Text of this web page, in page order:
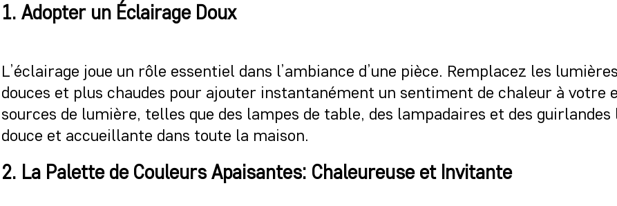
1. Adopter un Éclairage Doux
L’éclairage joue un rôle essentiel dans l’ambiance d’une pièce. Remplacez les
douces et plus chaudes pour ajouter instantanément un sentiment de chaleur à votre
sources de lumière, telles que des lampes de table, des lampadaires et des
douce et accueillante dans toute la maison.
2. La Palette de Couleurs Apaisantes: Chaleureuse et Invitante